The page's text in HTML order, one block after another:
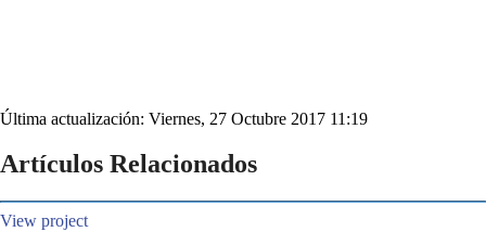
Última actualización: Viernes, 27 Octubre 2017 11:19
Artículos Relacionados
View project